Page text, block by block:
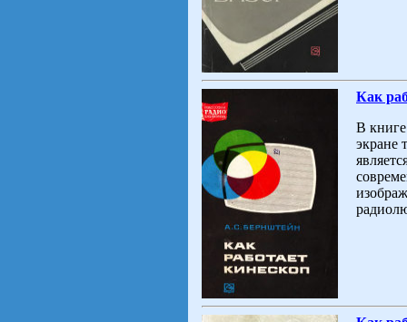
Как
В книге
экране